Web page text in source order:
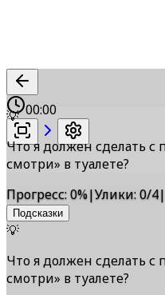
00:00
💡
Что я должен сделать
смотри» в туалете?
Прогресс:0%|Улики:0/4|
Подсказки
💡
Что я должен сделать
смотри» в туалете?